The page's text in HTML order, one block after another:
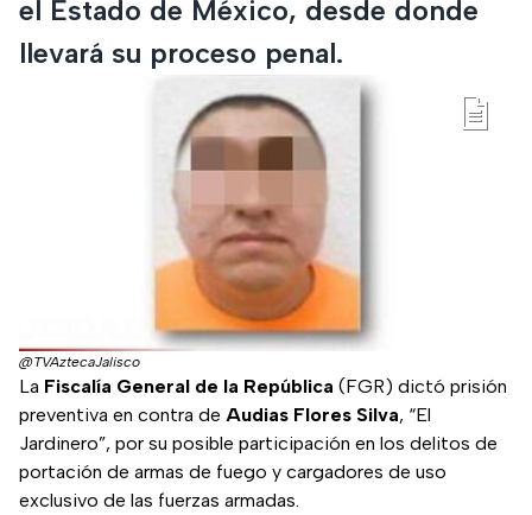
el Estado de México, desde donde
llevará su proceso penal.
@TVAztecaJalisco
La Fiscalía General de la República (FGR) dictó prisión
preventiva en contra de Audias Flores Silva, “El
Jardinero”, por su posible participación en los delitos de
portación de armas de fuego y cargadores de uso
exclusivo de las fuerzas armadas.